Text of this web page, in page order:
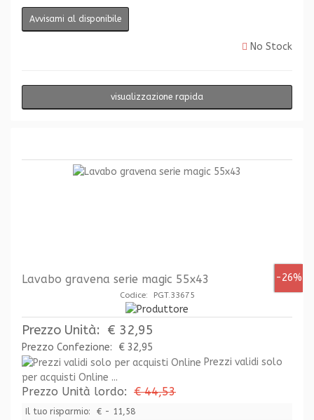
Avvisami al disponibile
No Stock
visualizzazione rapida
-26%
Lavabo gravena serie magic 55x43
Codice: PGT.33675
Prezzo Unità: € 32,95
Prezzo Confezione:
€ 32,95
Prezzi validi solo
per acquisti Online ...
Prezzo Unità lordo: € 44,53
Il tuo risparmio: € - 11,58